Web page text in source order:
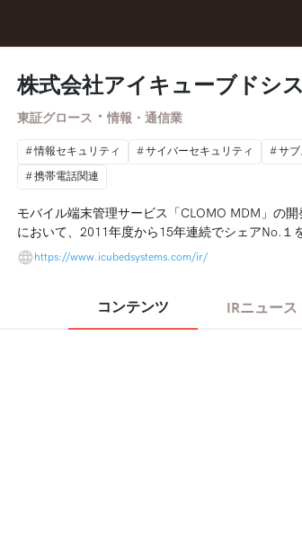
株式会社アイキューブドシ
東証グロース ・ 情報・通信業
情報セキュリティ サイバーセキュリティ サ
携帯電話関連
モバイル端末管理サービス「CLOMO MDM」の
において、2011年度から15年連続でシェアNo.１
https://www.icubedsystems.com/ir/
コンテンツ IRニュース